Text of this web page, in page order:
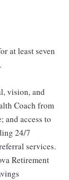
at least seven
vision, and
Coach from
and access to
24/7
services.
Retirement